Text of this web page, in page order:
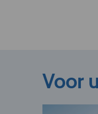
Voor